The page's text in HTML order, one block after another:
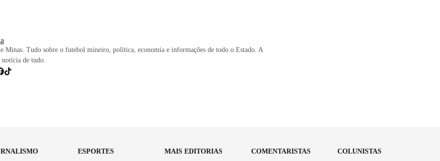
Minas. Tudo sobre o futebol mineiro, política, economia e informações de todo o Estado. A
notícia de tudo.
ESPORTES
MAIS EDITORIAS
COMENTARISTAS
COLUNISTAS